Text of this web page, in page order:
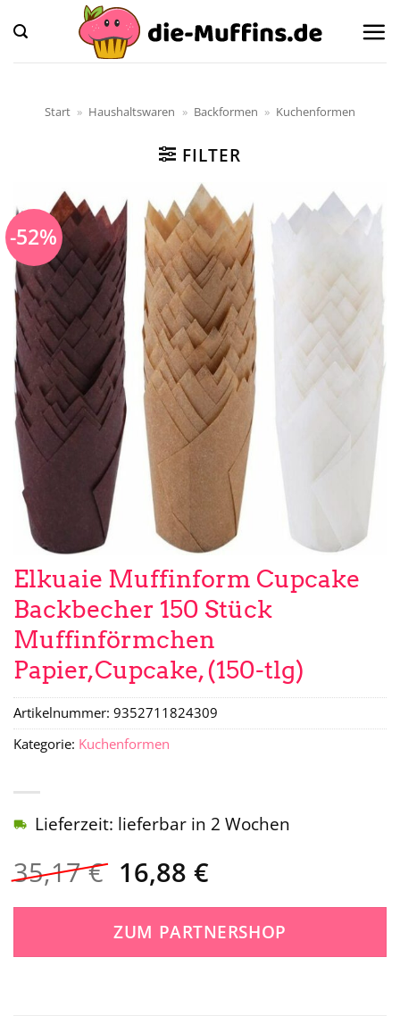
Inhalt
springen
Start » Haushaltswaren » Backformen » Kuchenformen
FILTER
-52%
Elkuaie Muffinform Cupcake
Backbecher 150 Stück
Muffinförmchen
Papier,Cupcake, (150-tlg)
35,17€ Ursprünglicher
Preis
war:
35,17 €
16,88 €Aktueller
ist:
16,88 €.
Lieferzeit: lieferbar in 2 Wochen
ZUM PARTNERSHOP
Artikelnummer: 9352711824309
Kategorie: Kuchenformen